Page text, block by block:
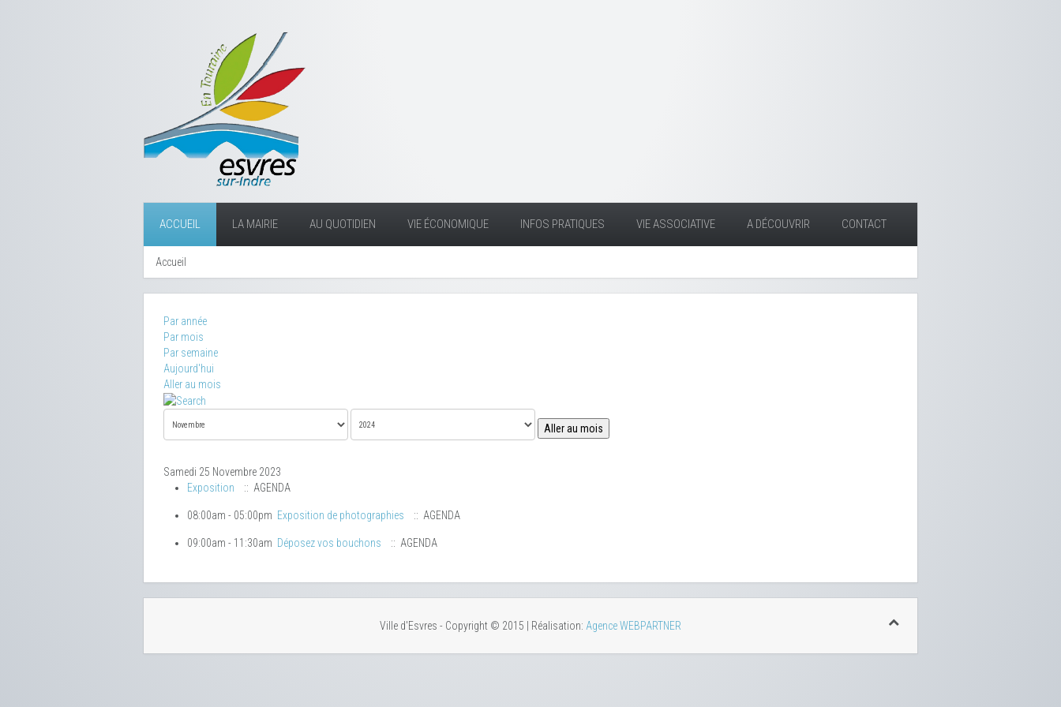
ACCUEIL LA MAIRIE AU QUOTIDIEN VIE ÉCONOMIQUE INFOS PRATIQUES VIE ASSOCIATIVE A DÉCOUVRIR CONTACT
Accueil
Par année
Par mois
Par semaine
Aujourd'hui
Aller au mois
Aller au mois
Samedi 25 Novembre 2023
Exposition
:: AGENDA
08:00am - 05:00pm Exposition de photographies :: AGENDA
09:00am - 11:30am Déposez vos bouchons :: AGENDA
Ville d'Esvres - Copyright © 2015 | Réalisation: Agence WEBPARTNER